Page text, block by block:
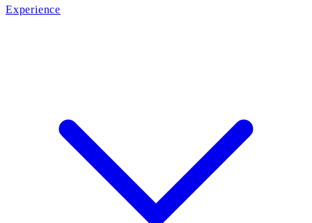
Experience